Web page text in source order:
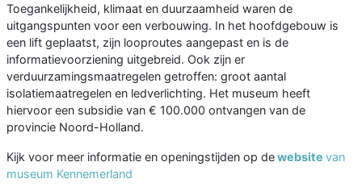
Toegankelijkheid, klimaat en duurzaamheid waren de
uitgangspunten voor een verbouwing. In het hoofdgebouw is
een lift geplaatst, zijn looproutes aangepast en is de
informatievoorziening uitgebreid. Ook zijn er
verduurzamingsmaatregelen getroffen: groot aantal
isolatiemaatregelen en ledverlichting. Het museum heeft
hiervoor een subsidie van € 100.000 ontvangen van de
provincie Noord-Holland.
Kijk voor meer informatie en openingstijden op dewebsite van
museum Kennemerland